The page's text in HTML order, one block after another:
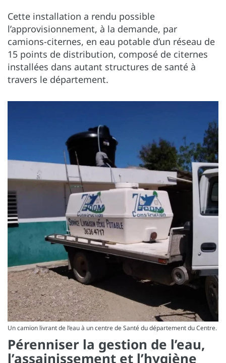
Cette installation a rendu possible
l’approvisionnement, à la demande, par
camions-citernes, en eau potable d’un réseau de
15 points de distribution, composé de citernes
installées dans autant structures de santé à
travers le département.
Un camion livrant de l’eau à un centre de Santé du département du Centre.
Pérenniser la gestion de l’eau,
l’assainissement et l’hygiène